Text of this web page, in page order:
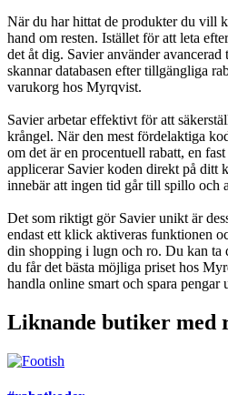
När du har hittat de produkter du vill
hand om resten. Istället för att leta
det åt dig. Savier använder
skannar databasen efter tillgängliga
varukorg hos Myrqvist.
Savier arbetar effektivt för att
krångel. När den mest fördelaktiga
om det är en procentuell rabatt, en
applicerar Savier koden direkt på ditt
innebär att ingen tid går till spillo och
Det som riktigt gör Savier unikt är
endast ett klick aktiveras funktionen
din shopping i lugn och ro. Du kan ta
du får det bästa möjliga priset hos
handla online smart och spara pengar
Liknande butiker med